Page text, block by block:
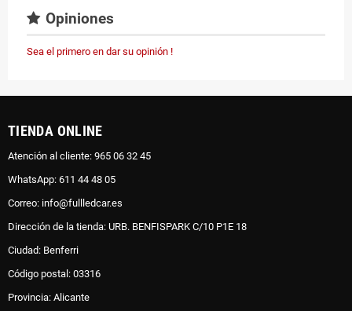
Opiniones
Sea el primero en dar su opinión !
TIENDA ONLINE
Atención al cliente: 965 06 32 45
WhatsApp: 611 44 48 05
Correo: info@fullledcar.es
Dirección de la tienda: URB. BENFISPARK C/10 P1E 18
Ciudad: Benferri
Código postal: 03316
Provincia: Alicante